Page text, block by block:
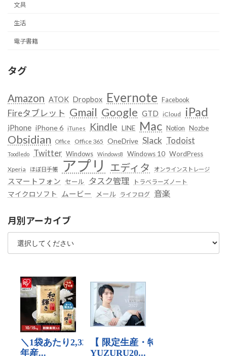
文具
生活
電子書籍
タグ
Amazon ATOK Dropbox Evernote Facebook
Fireタブレット Gmail Google GTD iCloud iPad
iPhone iPhone 6 iTunes Kindle LINE Mac Notion Nozbe
Obsidian Office Office 365 OneDrive Slack Todoist
Toodledo Twitter Windows Windows8 Windows 10 WordPress
Xperia ほぼ日手帳 アプリ エディタ オンラインストレージ
スマートフォン セール タスク管理 トラベラーズノート
マイクロソフト ムービー メール ライフログ 音楽
月別アーカイブ